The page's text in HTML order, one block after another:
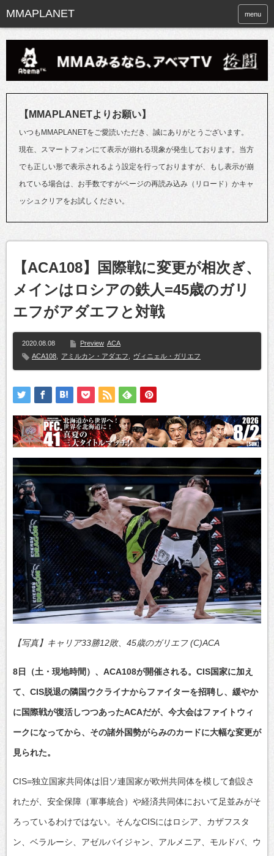
menu
【MMAPLANETよりお願い】
いつもMMAPLANETをご愛読いただき、誠にありがとうございます。
現在、スマートフォンにて表示が崩れる現象が発生しております。当方
でも正しい形で表示されるよう設定を行っておりますが、もし表示が崩
れている場合は、お手数ですがページの再読み込み（リロード）かキャ
ッシュクリアをお試しください。
【ACA108】国際戦に変更が相次ぎ、
メインはロシアの鉄人=45歳のガリ
エフがアダエフと対戦
2020.08.08 Preview ACA
ACA108
アミルカン・アダエフ ヴィニェル・ガリエフ
【写真】キャリア33勝12敗、45歳のガリエフ (C)ACA
8日（土・現地時間）、ACA108が開催される。CIS国家に加え
て、CIS脱退の隣国ウクライナからファイターを招聘し、緩やか
に国際戦が復活しつつあったACAだが、今大会はファイトウィ
ークになってから、その諸外国勢がらみのカードに大幅な変更が
見られた。
CIS=独立国家共同体は旧ソ連国家が欧州共同体を模して創設さ
れたが、安全保障（軍事統合）や経済共同体において足並みがそ
ろっているわけではない。そんなCISにはロシア、カザフスタ
ン、ベラルーシ、アゼルバイジャン、アルメニア、モルドバ、ウ